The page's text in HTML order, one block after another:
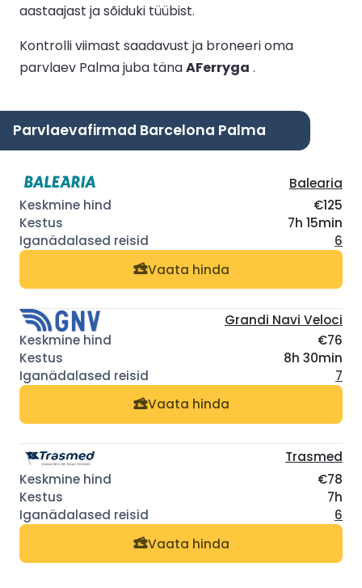
aastaajast ja sõiduki tüübist.
Kontrolli viimast saadavust ja broneeri oma
parvlaev Palma juba tänaAFerryga .
Parvlaevafirmad Barcelona Palma
Balearia
€125
7h 15min
6
Vaata hinda
Grandi Navi Veloci
€76
8h 30min
7
Vaata hinda
Trasmed
€78
7h
6
Vaata hinda